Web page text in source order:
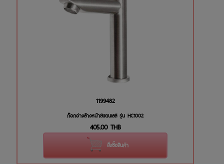
1199482
ก๊อกอ่างล้างหน้าสแตนเลส รุ่น HC1002
405.00 THB
สั่งซื้อสินค้า